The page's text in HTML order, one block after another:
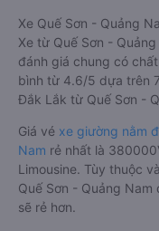
Xe Quế Sơn - Quảng
Xe từ Quế Sơn -
đánh giá chung có
bình từ 4.6/5 dựa trên
Đắk Lắk từ Quế Sơn -
Giá vé xe giường nằm
Nam rẻ nhất là
Limousine. Tùy thuộc
Quế Sơn - Quảng
sẽ rẻ hơn.